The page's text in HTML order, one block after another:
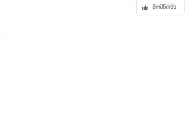
მომწონს